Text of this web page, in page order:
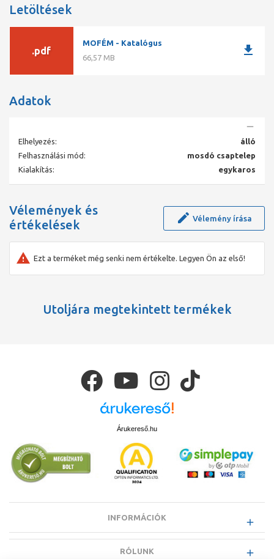
Letöltések
.pdf
MOFÉM - Katalógus
66,57 MB
download
Adatok
Elhelyezés:
álló
Felhasználási mód:
mosdó csaptelep
Kialakítás:
egykaros
Vélemények és
értékelések
Vélemény írása
Ezt a terméket még senki nem értékelte. Legyen Ön az első!
Utoljára megtekintett termékek
Árukereső.hu
INFORMÁCIÓK
RÓLUNK